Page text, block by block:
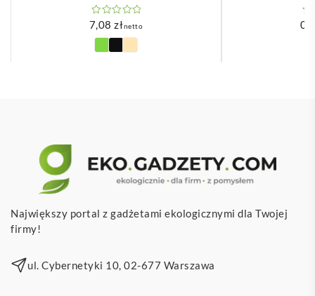
7,08złnetto
Największy portal z gadżetami ekologicznymi dla Twojej
firmy!
ul. Cybernetyki 10, 02-677 Warszawa